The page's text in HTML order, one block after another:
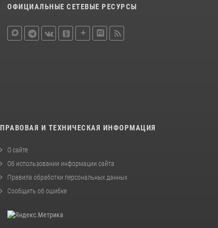
ОФИЦИАЛЬНЫЕ СЕТЕВЫЕ РЕСУРСЫ
ПРАВОВАЯ И ТЕХНИЧЕСКАЯ ИНФОРМАЦИЯ
О сайте
Об использовании информации сайта
Правила обработки персональных данных
Сообщить об ошибке